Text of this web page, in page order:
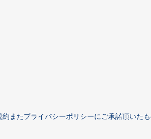
またプライバシーポリシーにご承諾頂いたも